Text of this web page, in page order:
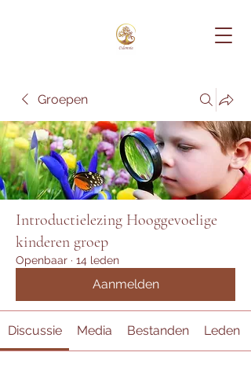
Groepen
Introductielezing Hooggevoelige
kinderen groep
Openbaar · 14 leden
Aanmelden
Discussie Media Bestanden Leden